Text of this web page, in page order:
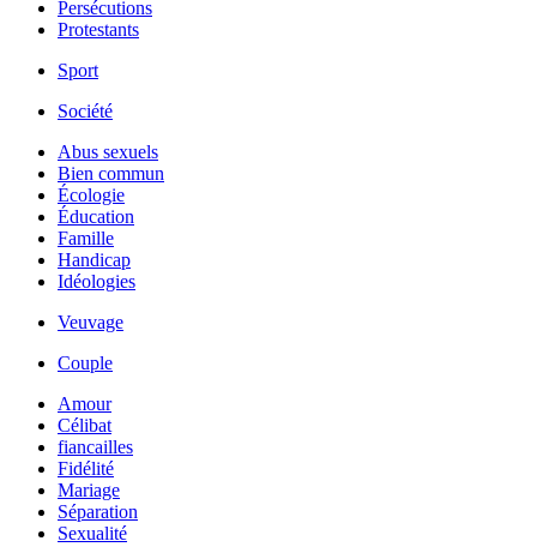
Persécutions
Protestants
Sport
Société
Abus sexuels
Bien commun
Écologie
Éducation
Famille
Handicap
Idéologies
Veuvage
Couple
Amour
Célibat
fiancailles
Fidélité
Mariage
Séparation
Sexualité